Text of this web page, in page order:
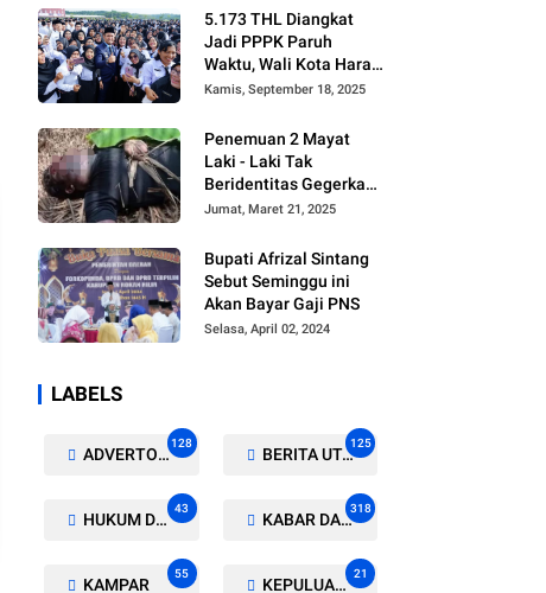
5.173 THL Diangkat
Jadi PPPK Paruh
Waktu, Wali Kota Harap
Ada Regulasi Baru
Kamis, September 18, 2025
Penemuan 2 Mayat
Laki - Laki Tak
Beridentitas Gegerkan
Warga Rohil
Jumat, Maret 21, 2025
Bupati Afrizal Sintang
Sebut Seminggu ini
Akan Bayar Gaji PNS
Selasa, April 02, 2024
LABELS
ADVERTORIAL/GALERI
128
BERITA UTAMA
125
HUKUM DAN KRIMINAL
43
KABAR DAERAH
318
KAMPAR
55
KEPULUAN MERANTI
21